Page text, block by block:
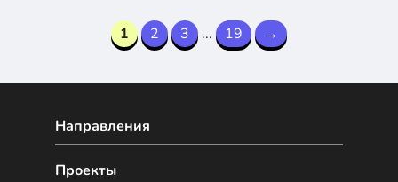
1 2 3 ... 19 →
Направления
Проекты